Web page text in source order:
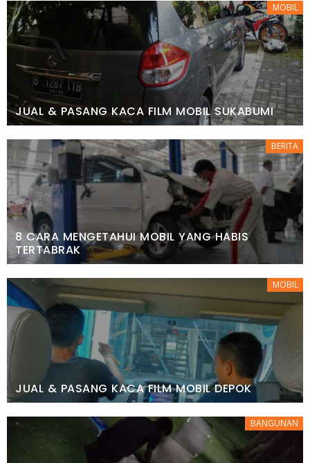
MOBIL
JUAL & PASANG KACA FILM MOBIL SUKABUMI
BERITA
8 CARA MENGETAHUI MOBIL YANG HABIS
TERTABRAK
MOBIL
JUAL & PASANG KACA FILM MOBIL DEPOK
BANGUNAN